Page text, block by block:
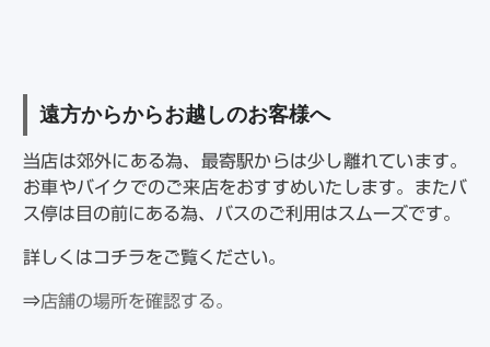
遠方からからお越しのお客様へ
当店は郊外にある為、最寄駅からは少し離れています。
お車やバイクでのご来店をおすすめいたします。またバ
ス停は目の前にある為、バスのご利用はスムーズです。
詳しくはコチラをご覧ください。
⇒店舗の場所を確認する。